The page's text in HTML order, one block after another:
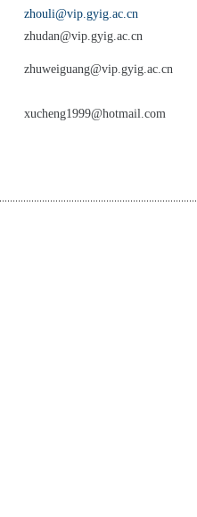
zhouli@vip.gyig.ac.cn
zhudan@vip.gyig.ac.cn
zhuweiguang@vip.gyig.ac.cn
xucheng1999@hotmail.com